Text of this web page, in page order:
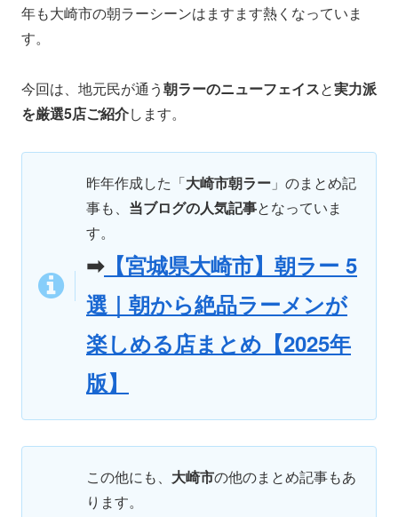
年も大崎市の朝ラーシーンはますます熱くなっていま
す。
今回は、地元民が通う朝ラーのニューフェイスと実力派
を厳選5店ご紹介します。
昨年作成した「大崎市朝ラー 」のまとめ記
事も、 当ブログの人気記事となっていま
す。
➡【宮城県大崎市】朝ラー 5
選｜朝から絶品ラーメンが
楽しめる店まとめ【2025年
版】
この他にも、 大崎市の他のまとめ記事もあ
ります。